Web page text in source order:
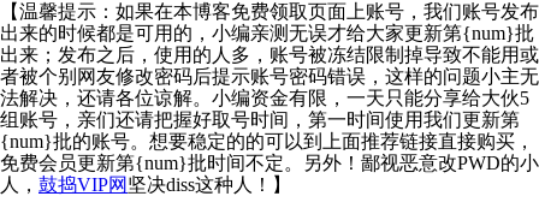
【温馨提示：如果在本博客免费领取页面上账号，我们账号发布
出来的时候都是可用的，小编亲测无误才给大家更新第{num}批
出来；发布之后，使用的人多，账号被冻结限制掉导致不能用或
者被个别网友修改密码后提示账号密码错误，这样的问题小主无
法解决，还请各位谅解。小编资金有限，一天只能分享给大伙5
组账号，亲们还请把握好取号时间，第一时间使用我们更新第
{num}批的账号。想要稳定的的可以到上面推荐链接直接购买，
免费会员更新第{num}批时间不定。另外！鄙视恶意改PWD的小
人， 鼓捣VIP网 坚决diss这种人！】